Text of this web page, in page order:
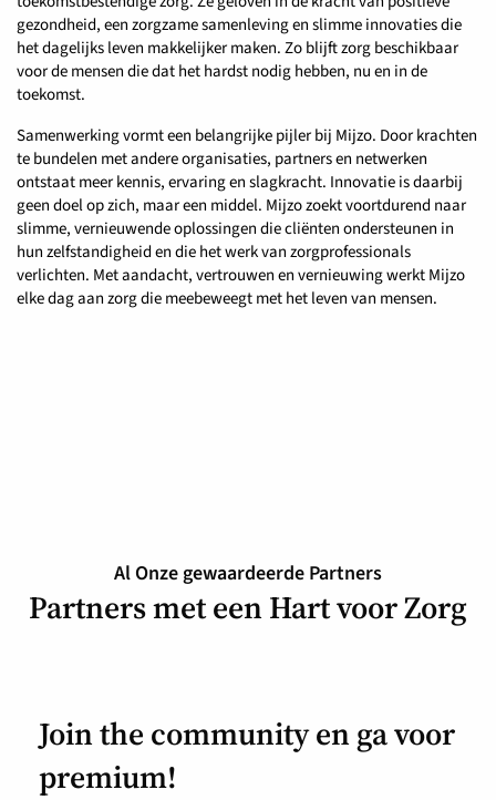
gezondheid, een zorgzame samenleving en slimme innovaties die
het dagelijks leven makkelijker maken. Zo blijft zorg beschikbaar
voor de mensen die dat het hardst nodig hebben, nu en in de
toekomst.
Samenwerking vormt een belangrijke pijler bij Mijzo. Door krachten
te bundelen met andere organisaties, partners en netwerken
ontstaat meer kennis, ervaring en slagkracht. Innovatie is daarbij
geen doel op zich, maar een middel. Mijzo zoekt voortdurend naar
slimme, vernieuwende oplossingen die cliënten ondersteunen in
hun zelfstandigheid en die het werk van zorgprofessionals
verlichten. Met aandacht, vertrouwen en vernieuwing werkt Mijzo
elke dag aan zorg die meebeweegt met het leven van mensen.
Al Onze gewaardeerde Partners
Partners met een Hart voor Zorg
Join the community en ga voor
premium!